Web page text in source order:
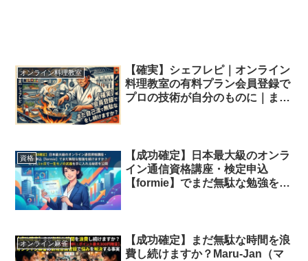
オンライン料理教室
【確実】シェフレピ｜オンライン
料理教室の有料プラン会員登録で
プロの技術が自分のものに｜まだ
資格
【成功確定】日本最大級のオンラ
イン通信資格講座・検定申込
【formie】でまだ無駄な勉強を続
オンライン麻雀
【成功確定】まだ無駄な時間を浪
費し続けますか？Maru-Jan（マ